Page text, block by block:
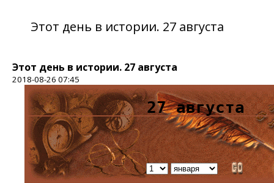
Этот день в истории. 27 августа
Этот день в истории. 27 августа
2018-08-26 07:45
27 августа